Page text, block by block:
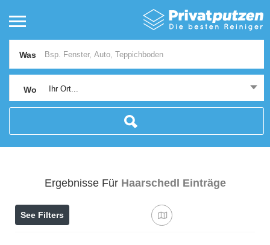
Was
Wo Ihr Ort...
Ergebnisse Für Haarschedl Einträge
See Filters